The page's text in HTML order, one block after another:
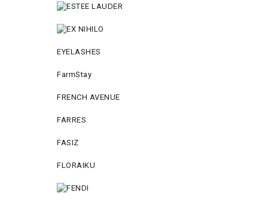
EYELASHES
FarmStay
FRENCH AVENUE
FARRES
FASIZ
FLORAIKU